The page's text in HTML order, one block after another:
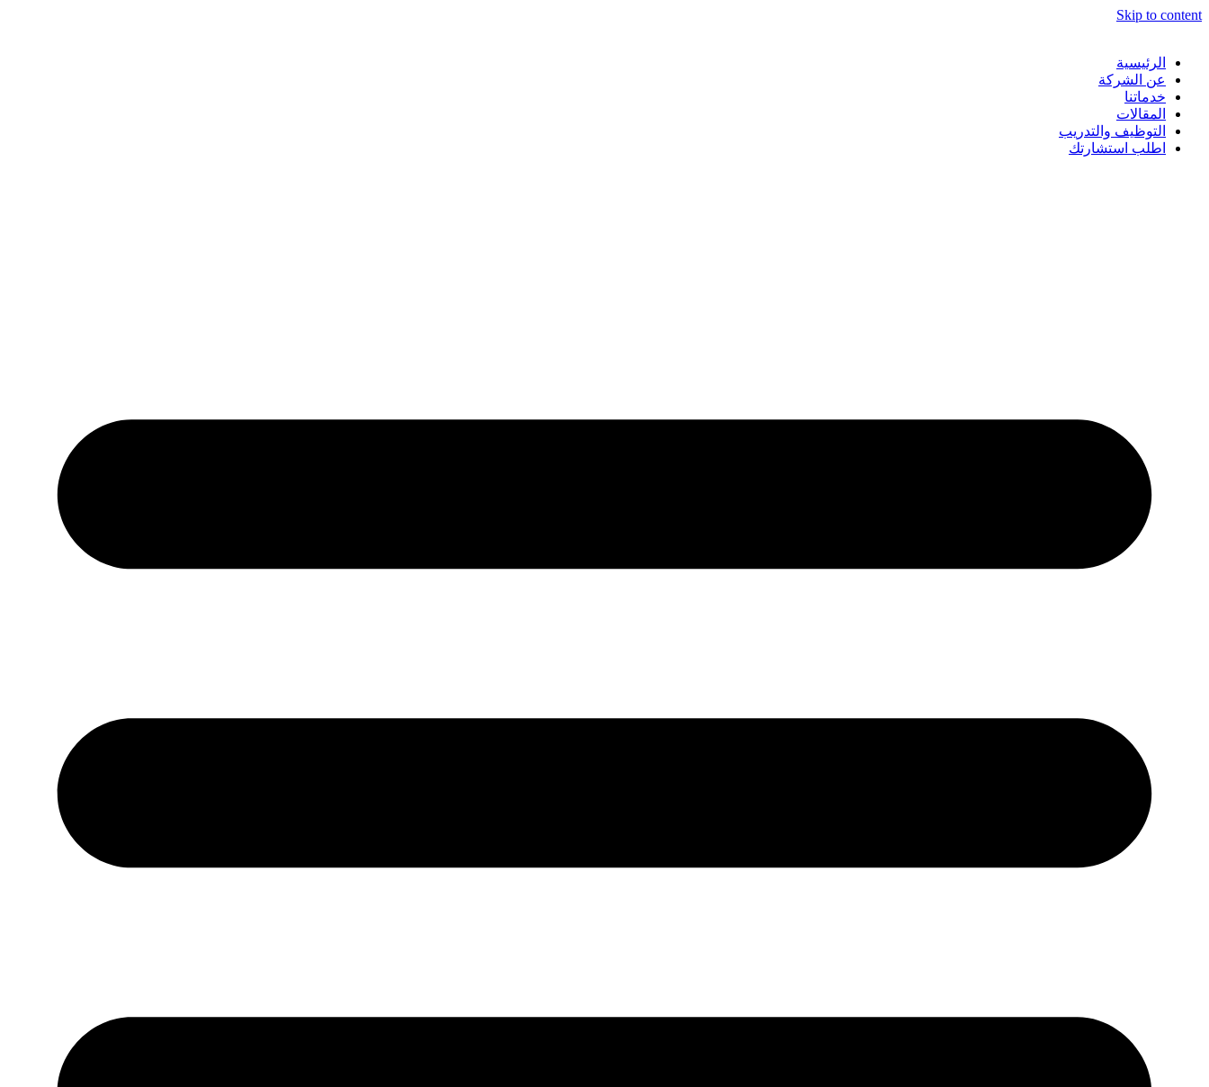
Skip to content
الرئيسية
عن الشركة
خدماتنا
المقالات
التوظيف والتدريب
اطلب استشارتك